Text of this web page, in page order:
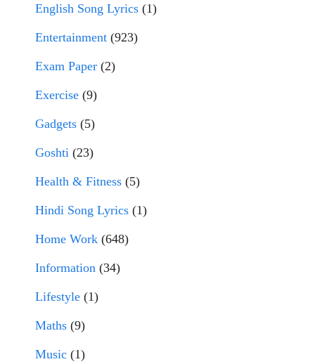
English Song Lyrics (1)
Entertainment (923)
Exam Paper (2)
Exercise (9)
Gadgets (5)
Goshti (23)
Health & Fitness (5)
Hindi Song Lyrics (1)
Home Work (648)
Information (34)
Lifestyle (1)
Maths (9)
Music (1)